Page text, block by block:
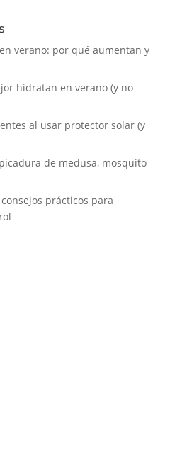
verano: por qué aumentan y
hidratan en verano (y no
al usar protector solar (y
de medusa, mosquito
prácticos para